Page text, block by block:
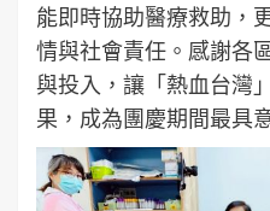
能即時協助醫療救助，
情與社會責任。感謝各
與投入，讓「熱血台灣
果，成為團慶期間最具